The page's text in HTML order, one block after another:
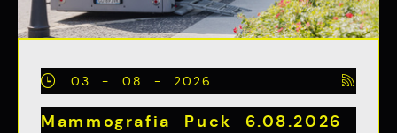
03 - 08 - 2026
Mammografia Puck 6.08.2026